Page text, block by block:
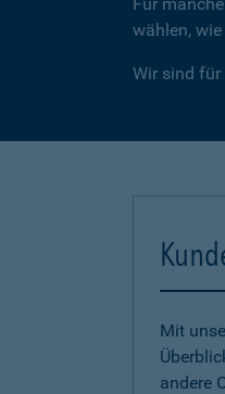
wählen,
Wir sind für
Mit
andere